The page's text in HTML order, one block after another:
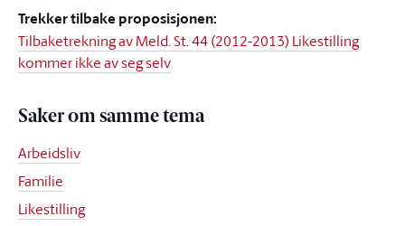
Trekker tilbake proposisjonen:
Tilbaketrekning av Meld. St. 44 (2012-2013) Likestilling
kommer ikke av seg selv
Saker om samme tema
Arbeidsliv
Familie
Likestilling